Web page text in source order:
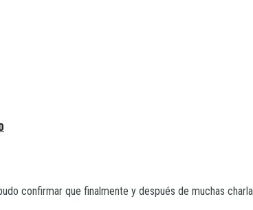
confirmar que finalmente y después de muchas